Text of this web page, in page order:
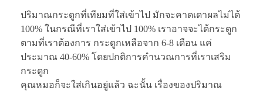
ปริมาณกระดูกที่เทียมที่ใส่เข้าไป มักจะคาดเดาผลไม่ได้
100% ในกรณีที่เราใส่เข้าไป 100% เราอาจจะได้กระดูก
ตามที่เราต้องการ กระดูกเหลือจาก 6-8 เดือน แค่
ประมาณ 40-60% โดยปกติการคำนวณการที่เราเสริม
กระดูก
คุณหมอก็จะใส่เกินอยู่แล้ว ฉะนั้น เรื่องของปริมาณ